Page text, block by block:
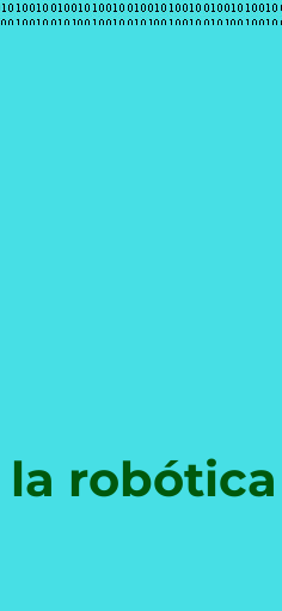
robótica